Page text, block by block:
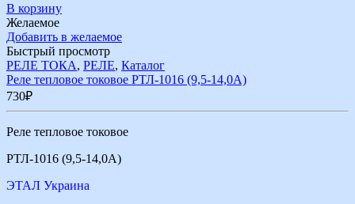
В корзину
Желаемое
Добавить в желаемое
Быстрый просмотр
РЕЛЕ ТОКА, РЕЛЕ, Каталог
Реле тепловое токовое РТЛ-1016 (9,5-14,0А)
730₽
Реле тепловое токовое
РТЛ-1016 (9,5-14,0А)
ЭТАЛ Украина